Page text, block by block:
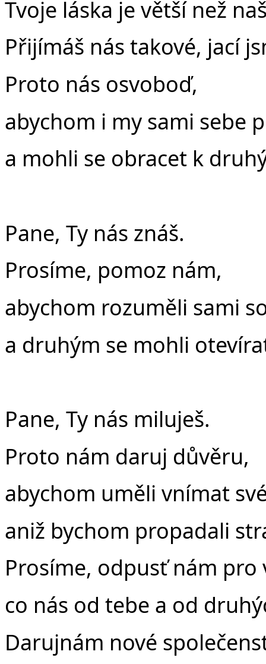
Tvoje láska je větší než
Přijímáš nás takové, jací
Proto nás osvoboď,
abychom i my sami sebe
a mohli se obracet k
Pane, Ty nás znáš.
Prosíme, pomoz nám,
abychom rozuměli sami
a druhým se mohli
Pane, Ty nás miluješ.
Proto nám daruj důvěru,
abychom uměli vnímat
aniž bychom propadali
Prosíme, odpusť nám pro
co nás od tebe a od
Darujnám nové